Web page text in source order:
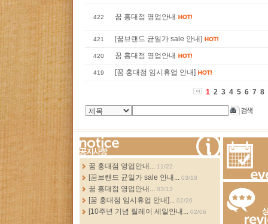
422 꿈 홍대점 영업안내
421 [꿈브랜드 균일가 sale 안내]
420 꿈 홍대점 영업안내
419 [꿈 홍대점 임시휴업 안내]
1 2 3 4 5 6 7 8
more...
꿈 홍대점 영업안내... 11/22
[꿈브랜드 균일가 sale 안내... 03/18
꿈 홍대점 영업안내... 03/13
[꿈 홍대점 임시휴업 안내]... 02/26
[10주년 기념 릴레이 세일안내... 02/06
Events